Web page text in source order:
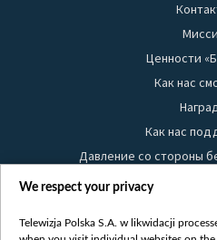
Ценности
Как нас
Как нас
Давление со стороны
Правила
We respect your privacy
Telewizja Polska S.A. w likwidacji